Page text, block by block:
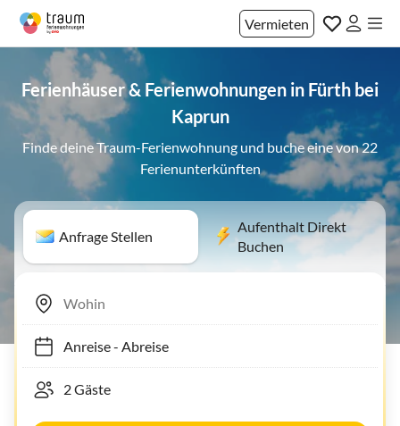
Vermieten
Ferienhäuser & Ferienwohnungen in Fürth bei
Kaprun
Finde deine Traum-Ferienwohnung und buche eine von 22
Ferienunterkünften
Anfrage Stellen
Aufenthalt Direkt
Buchen
Anreise- Abreise